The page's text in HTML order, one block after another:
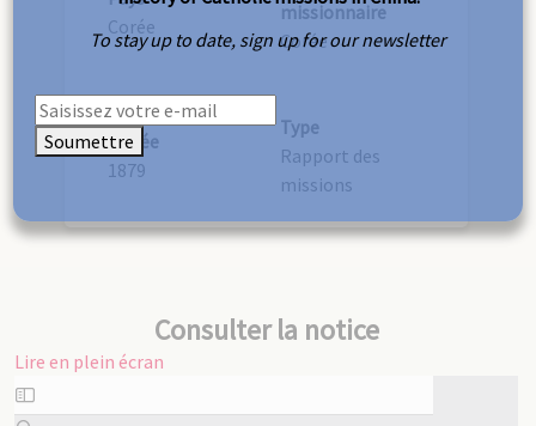
Corée
missionnaire
Corée
Année
1879
Type
Rapport des
missions
Consulter la notice
Lire en plein écran
Aller
au
To stay up to date, sign up for our newsletter
Soumettre